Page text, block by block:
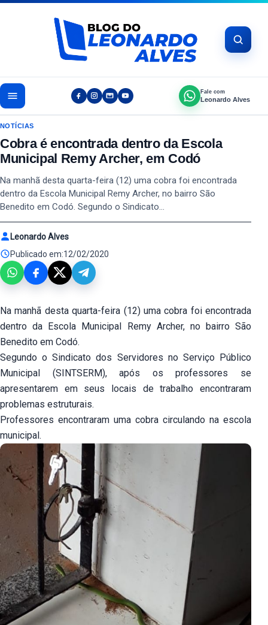
Pular para o conteúdo
Fale com
Leonardo Alves
NOTÍCIAS
Cobra é encontrada dentro da Escola
Municipal Remy Archer, em Codó
Na manhã desta quarta-feira (12) uma cobra foi encontrada
dentro da Escola Municipal Remy Archer, no bairro São
Benedito em Codó. Segundo o Sindicato…
Leonardo Alves
Publicado em:12/02/2020
Na manhã desta quarta-feira (12) uma cobra foi encontrada
dentro da Escola Municipal Remy Archer, no bairro São
Benedito em Codó.
Segundo o Sindicato dos Servidores no Serviço Público
Municipal (SINTSERM), após os professores se
apresentarem em seus locais de trabalho encontraram
problemas estruturais.
Professores encontraram uma cobra circulando na escola
municipal.